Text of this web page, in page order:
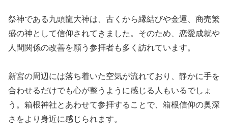
祭神である九頭龍大神は、古くから縁結びや金運、商売繁
盛の神として信仰されてきました。そのため、恋愛成就や
人間関係の改善を願う参拝者も多く訪れています。
新宮の周辺には落ち着いた空気が流れており、静かに手を
合わせるだけでも心が整うように感じる人もいるでしょ
う。箱根神社とあわせて参拝することで、箱根信仰の奥深
さをより身近に感じられます。